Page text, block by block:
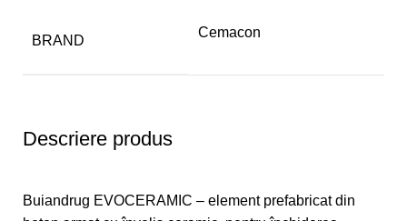
BRAND
Cemacon
Descriere produs
Buiandrug EVOCERAMIC – element prefabricat din